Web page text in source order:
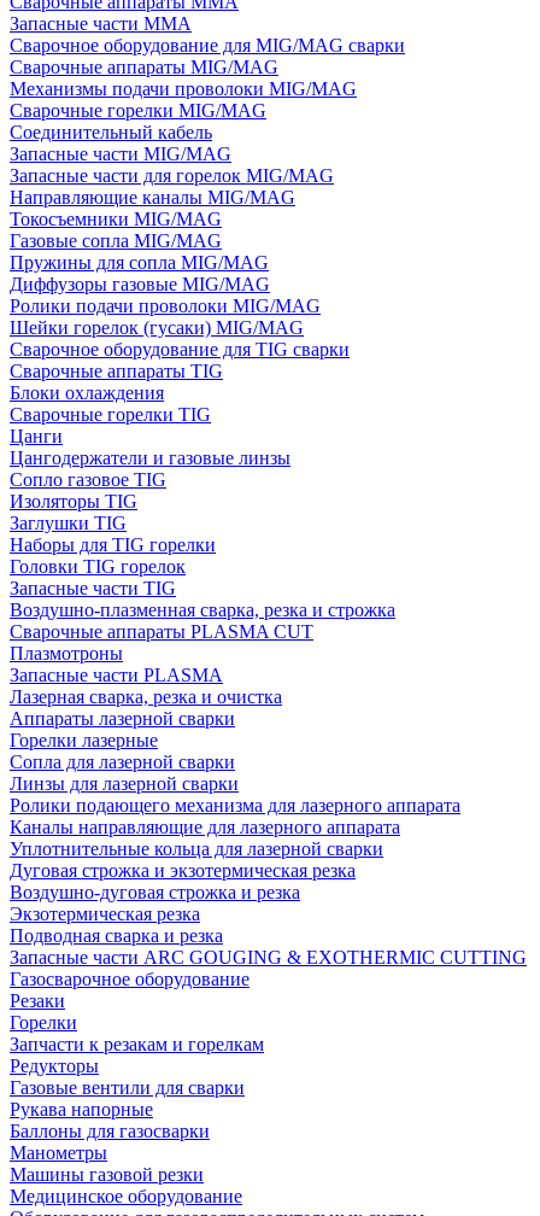
Запасные части MMA
Сварочное оборудование для MIG/MAG сварки
Сварочные аппараты MIG/MAG
Механизмы подачи проволоки MIG/MAG
Сварочные горелки MIG/MAG
Соединительный кабель
Запасные части MIG/MAG
Запасные части для горелок MIG/MAG
Направляющие каналы MIG/MAG
Токосъемники MIG/MAG
Газовые сопла MIG/MAG
Пружины для сопла MIG/MAG
Диффузоры газовые MIG/MAG
Ролики подачи проволоки MIG/MAG
Шейки горелок (гусаки) MIG/MAG
Сварочное оборудование для TIG сварки
Сварочные аппараты TIG
Блоки охлаждения
Сварочные горелки TIG
Цанги
Цангодержатели и газовые линзы
Сопло газовое TIG
Изоляторы TIG
Заглушки TIG
Наборы для TIG горелки
Головки TIG горелок
Запасные части TIG
Воздушно-плазменная сварка, резка и строжка
Сварочные аппараты PLASMA CUT
Плазмотроны
Запасные части PLASMA
Лазерная сварка, резка и очистка
Аппараты лазерной сварки
Горелки лазерные
Сопла для лазерной сварки
Линзы для лазерной сварки
Ролики подающего механизма для лазерного аппарата
Каналы направляющие для лазерного аппарата
Уплотнительные кольца для лазерной сварки
Дуговая строжка и экзотермическая резка
Воздушно-дуговая строжка и резка
Экзотермическая резка
Подводная сварка и резка
Запасные части ARC GOUGING & EXOTHERMIC CUTTING
Газосварочное оборудование
Резаки
Горелки
Запчасти к резакам и горелкам
Редукторы
Газовые вентили для сварки
Рукава напорные
Баллоны для газосварки
Манометры
Машины газовой резки
Медицинское оборудование